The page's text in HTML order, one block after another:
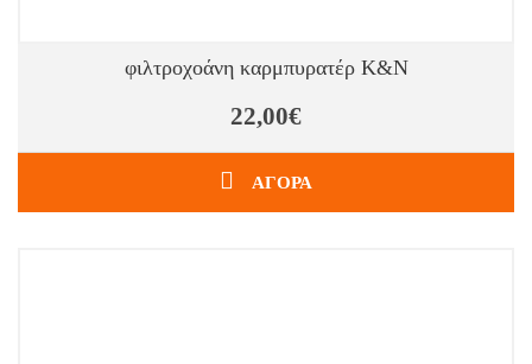
φιλτροχοάνη καρμπυρατέρ K&N
22,00€
ΑΓΟΡΑ